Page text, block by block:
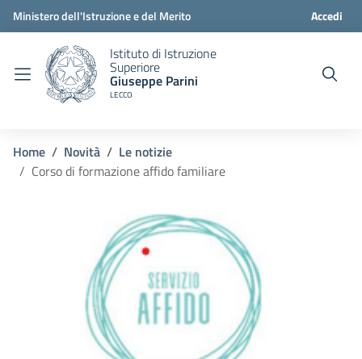
Ministero dell'Istruzione e del Merito Accedi
Istituto di Istruzione
Superiore
Giuseppe Parini
LECCO
Home Novità
Le notizie
Corso di formazione affido familiare